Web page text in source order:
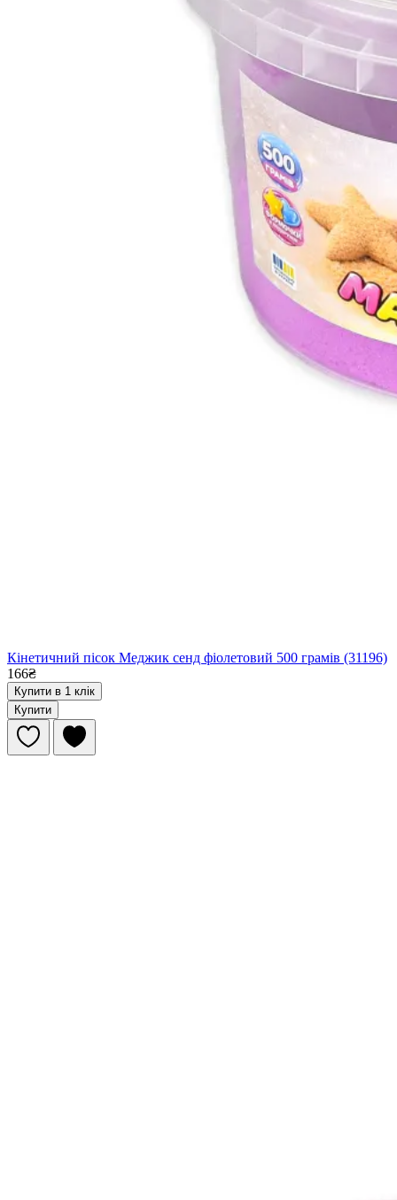
Кінетичний пісок Меджик сенд фіолетовий 500 грамів (31196)
166₴
Купити в 1 клік
Купити